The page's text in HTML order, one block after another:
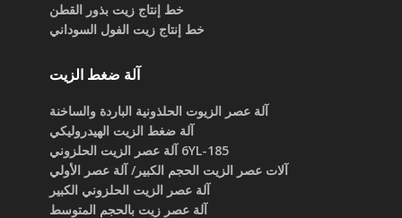
خط إنتاج زيت بذور القطن
خط إنتاج زيت الفول السوداني
آلة ضغط الزيت
آلة عصر الزيوت الحلذونية الباردة والساخنة
آلة ضغط الزيت الهيدروليكي
6YL-185 آلة عصر الزيت الحلزوني
آلات عصر الزيت الحجم الكبير/ آلة عصر الأولي
آلة عصر الزيت الحلزوني الكبير
آلة عصر زيت بالحجم المتوسط